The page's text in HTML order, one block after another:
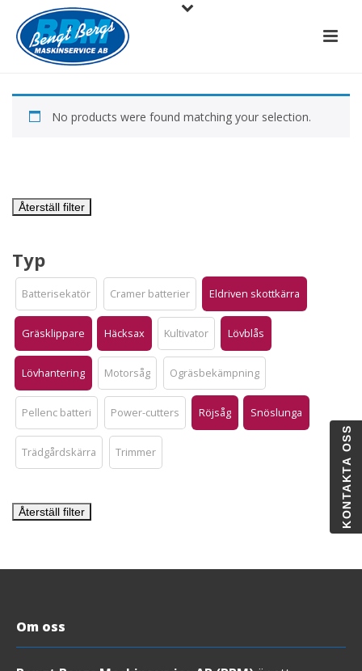
No products were found matching your selection.
Återställ filter
Typ
Batterisekatör Cramer batterier Eldriven skottkärra
Gräsklippare Häcksax Kultivator Lövblås
Lövhantering Motorsåg Ogräsbekämpning
Pellenc batteri Power-cutters Röjsåg Snöslunga
Trädgårdskärra Trimmer
Återställ filter
Om oss
KONTAKTA OSS